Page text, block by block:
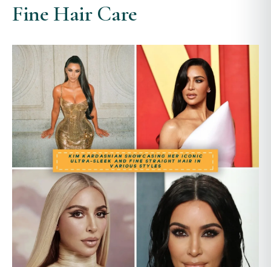
Fine Hair Care